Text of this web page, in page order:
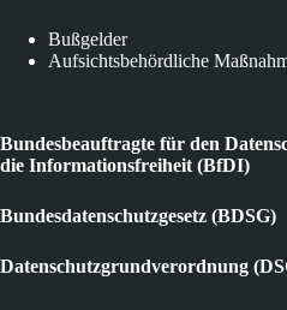
Bußgelder
Aufsichtsbehördliche
Bundesbeauftragte für den
die Informationsfreiheit (BfDI)
Bundesdatenschutzgesetz (BDSG)
Datenschutzgrundverordnung